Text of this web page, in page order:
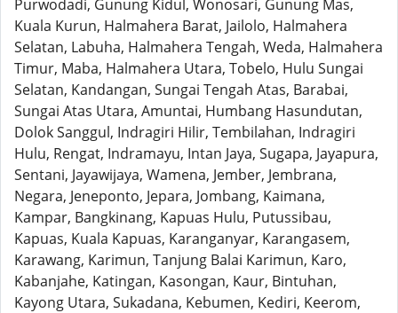
Purwodadi, Gunung Kidul, Wonosari, Gunung Mas,
Kuala Kurun, Halmahera Barat, Jailolo, Halmahera
Selatan, Labuha, Halmahera Tengah, Weda, Halmahera
Timur, Maba, Halmahera Utara, Tobelo, Hulu Sungai
Selatan, Kandangan, Sungai Tengah Atas, Barabai,
Sungai Atas Utara, Amuntai, Humbang Hasundutan,
Dolok Sanggul, Indragiri Hilir, Tembilahan, Indragiri
Hulu, Rengat, Indramayu, Intan Jaya, Sugapa, Jayapura,
Sentani, Jayawijaya, Wamena, Jember, Jembrana,
Negara, Jeneponto, Jepara, Jombang, Kaimana,
Kampar, Bangkinang, Kapuas Hulu, Putussibau,
Kapuas, Kuala Kapuas, Karanganyar, Karangasem,
Karawang, Karimun, Tanjung Balai Karimun, Karo,
Kabanjahe, Katingan, Kasongan, Kaur, Bintuhan,
Kayong Utara, Sukadana, Kebumen, Kediri, Keerom,